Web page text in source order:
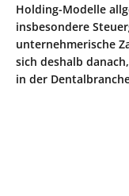
Holding-Modelle
insbesondere
unternehmerische
sich deshalb
in der